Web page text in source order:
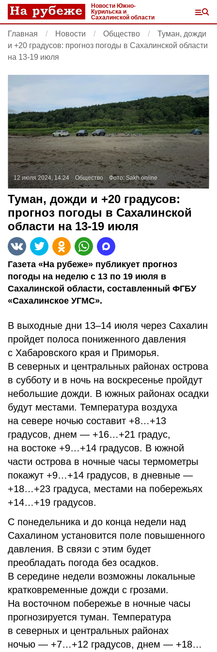
Новости Южно-
Курильска и
Сахалинской области
Главная Новости Общество
Туман, дожди
и +20 градусов: прогноз погоды в Сахалинской области
на 13-19 июля
12 июля 2024, 14:24 Общество Фото: Sakh.online
Туман, дожди и +20 градусов:
прогноз погоды в Сахалинской
области на 13-19 июля
Газета «На рубеже» публикует прогноз
погоды на неделю с 13 по 19 июля в
Сахалинской области, составленный ФГБУ
«Сахалинское УГМС».
В выходные дни 13–14 июля через Сахалин
пройдет полоса пониженного давления
с Хабаровского края и Приморья.
В северных и центральных районах острова
в субботу и в ночь на воскресенье пройдут
небольшие дожди. В южных районах осадки
будут местами. Температура воздуха
на севере ночью составит +8…+13
градусов, днем — +16…+21 градус,
на востоке +9…+14 градусов. В южной
части острова в ночные часы термометры
покажут +9…+14 градусов, в дневные —
+18…+23 градуса, местами на побережьях
+14…+19 градусов.
С понедельника и до конца недели над
Сахалином установится поле повышенного
давления. В связи с этим будет
преобладать погода без осадков.
В середине недели возможны локальные
кратковременные дожди с грозами.
На восточном побережье в ночные часы
прогнозируется туман. Температура
в северных и центральных районах
ночью — +7…+12 градусов, днем — +18…